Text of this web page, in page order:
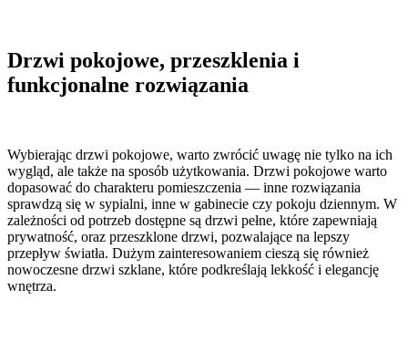
Drzwi pokojowe, przeszklenia i
funkcjonalne rozwiązania
Wybierając drzwi pokojowe, warto zwrócić uwagę nie tylko na ich
wygląd, ale także na sposób użytkowania. Drzwi pokojowe warto
dopasować do charakteru pomieszczenia — inne rozwiązania
sprawdzą się w sypialni, inne w gabinecie czy pokoju dziennym. W
zależności od potrzeb dostępne są drzwi pełne, które zapewniają
prywatność, oraz przeszklone drzwi, pozwalające na lepszy
przepływ światła. Dużym zainteresowaniem cieszą się również
nowoczesne drzwi szklane, które podkreślają lekkość i elegancję
wnętrza.